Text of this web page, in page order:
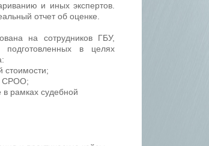
и иных экспертов.
отчет об оценке.
на сотрудников ГБУ,
в целях
стоимости;
СРОО;
рамках судебной